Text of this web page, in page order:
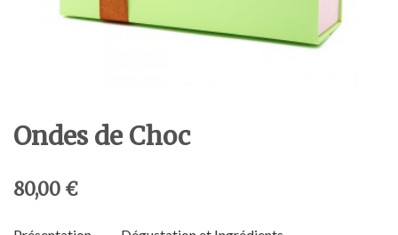
Ondes de Choc
80,00 €